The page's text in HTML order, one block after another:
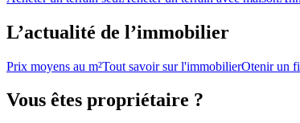
L’actualité de l’immobilier
Prix moyens au m²Tout savoir sur l'immobilierOtenir un
Vous êtes propriétaire ?